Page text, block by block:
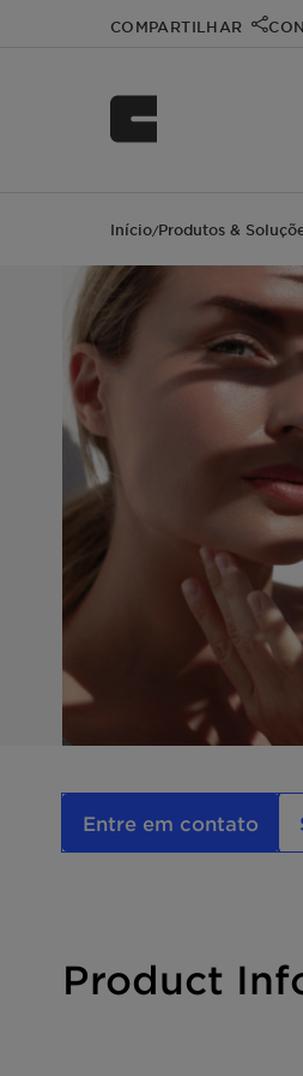
COMPARTILHAR
Início/Produtos &
Entre em contato
Product